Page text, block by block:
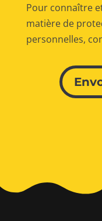
Pour connaître
matière de
personnelles,
Alternative: